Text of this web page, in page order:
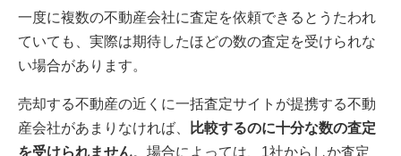
一度に複数の不動産会社に査定を依頼できるとうたわれ
ていても、実際は期待したほどの数の査定を受けられな
い場合があります。
売却する不動産の近くに一括査定サイトが提携する不動
産会社があまりなければ、
比較するのに十分な数の査定
を受けられません。場合によっては、1社からしか査定